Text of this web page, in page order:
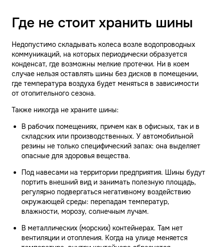
Где не стоит хранить шины
Недопустимо складывать колеса возле водопроводных
коммуникаций, на которых периодически образуется
конденсат, где возможны мелкие протечки. Ни в коем
случае нельзя оставлять шины без дисков в помещении,
где температура воздуха будет меняться в зависимости
от отопительного сезона.
Также никогда не храните шины:
В рабочих помещениях, причем как в офисных, так и в
складских или производственных. У автомобильной
резины не только специфический запах: она выделяет
опасные для здоровья вещества.
Под навесами на территории предприятия. Шины будут
портить внешний вид и занимать полезную площадь,
регулярно подвергаться негативному воздействию
окружающей среды: перепадам температур,
влажности, морозу, солнечным лучам.
В металлических (морских) контейнерах. Там нет
вентиляции и отопления. Когда на улице меняется